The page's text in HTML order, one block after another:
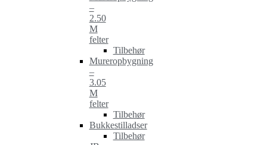
–
2.50
M
felter
Tilbehør
Mureropbygning
–
3.05
M
felter
Tilbehør
Bukkestilladser
Tilbehør